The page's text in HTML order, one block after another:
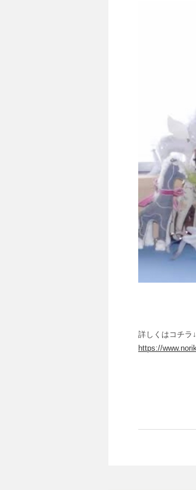
詳しくはコチラ↓
https://